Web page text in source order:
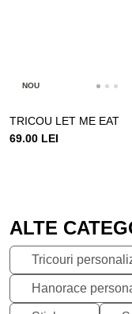
NOU
TRICOU LET ME EAT
69.00 LEI
ALTE
Tricouri
Hanorace